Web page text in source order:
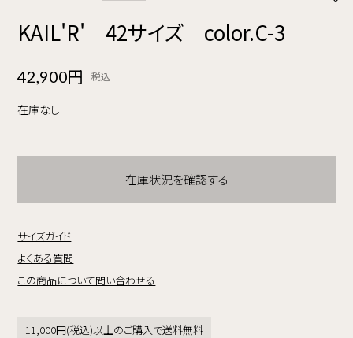
KAIL'R' 42サイズ color.C-3
42,900円 税込
在庫なし
在庫状況を確認する
サイズガイド
よくある質問
この商品について問い合わせる
11,000円(税込)以上のご購入で送料無料